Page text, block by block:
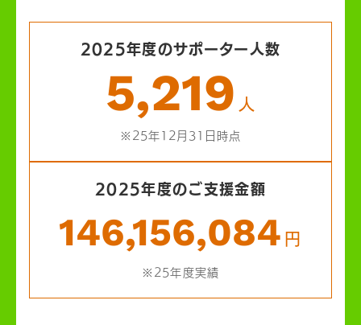
2025年度のサポーター人数
5,219 人
※25年12月31日時点
2025年度のご支援金額
146,156,084 円
※25年度実績